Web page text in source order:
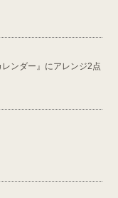
ンダー』にアレンジ2点